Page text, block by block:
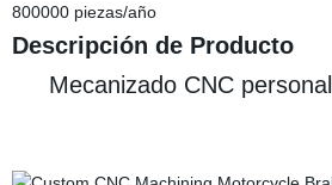
800000 piezas/año
Descripción de Producto
Mecanizado CNC